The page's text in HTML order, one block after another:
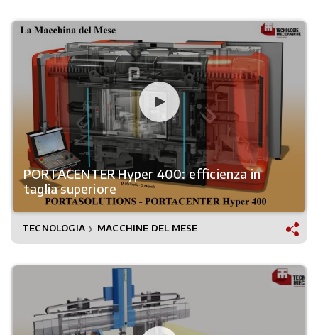
PORTACENTER Hyper 400: efficienza in
taglia superiore
TECNOLOGIA ❯ MACCHINE DEL MESE